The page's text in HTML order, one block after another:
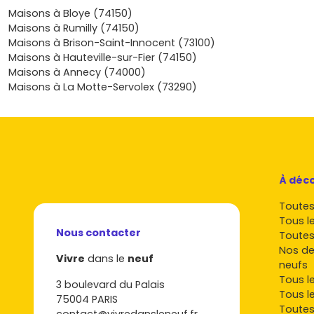
maintenant les programmes disponibles à Albens et dans
d’Entrelacs : compare les plans, surfaces, niveaux de
calendrier de livraison et budgets, repère la maison dont tu
demande facilement une étude personnalisée pour calibrer
financement et vérifier ton éligibilité aux aides. Tu verras,
de vie savoyarde, la performance du neuf et la dynamique
Annecy–Aix, tout est réuni pour faire de ta
Maisons à Bloye (74150)
Maisons à Rumilly (74150)
Maisons à Brison-Saint-Innocent (73100)
Maisons à Hauteville-sur-Fier (74150)
Maisons à Annecy (74000)
Maisons à La Motte-Servolex (73290)
Nous contacter
Vivre dans le neuf
3 boulevard du Palais
75004 PARIS
À
Tous
Nos
neufs
Tous
Tous